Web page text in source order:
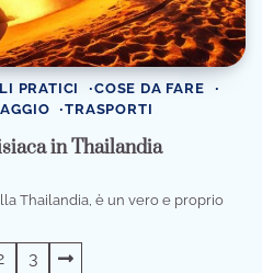
PRATICI
COSE DA FARE
TRASPORTI
in Thailandia
Thailandia, è un vero e proprio
3